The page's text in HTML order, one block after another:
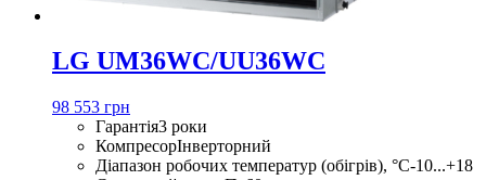
LG UM36WC/UU36WC
98 553 грн
Гарантія3 роки
КомпресорІнверторний
Діапазон робочих температур (обігрів), °С-10...+18